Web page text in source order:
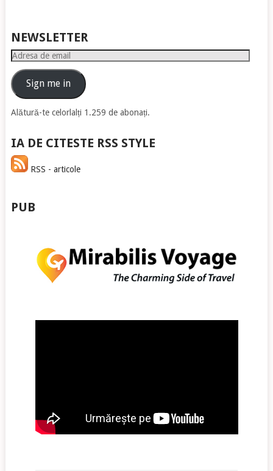
NEWSLETTER
Adresa
emailSign me in
Alătură-te celorlalți 1.259 de abonați.
IA DE CITESTE RSS STYLE
RSS - articole
PUB